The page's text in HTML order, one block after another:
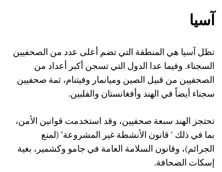
آسيا
تظل آسيا هي المنطقة التي تضم أعلى عدد من الصحفيين
السجناء. وفيما عدا الدول التي تسجن أكبر أعداد من
الصحفيين من قبيل الصين وميانمار وفيتنام، ثمة صحفيين
سجناء أيضاً في الهند وأفغانستان والفلبين.
تحتجز الهند سبعة صحفيين، وقد استخدمت قوانين الأمن،
بما في ذلك ‘ قانون الأنشطة غير المشروعة’ (لمنع
الجرائم)، وقانون السلامة العامة في جامو وكشمير، بغية
إسكات الصحافة.